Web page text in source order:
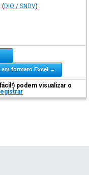
(DIQ / SNDV)
em formato Excel →
podem visualizar o